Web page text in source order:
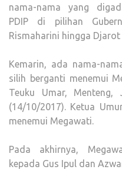
nama-nama yang
PDIP di pilihan
Rismaharini hingga
Kemarin, ada nama-
silih berganti menemui
Teuku Umar,
(14/10/2017). Ketua
menemui Megawati.
Pada akhirnya,
kepada Gus Ipul dan